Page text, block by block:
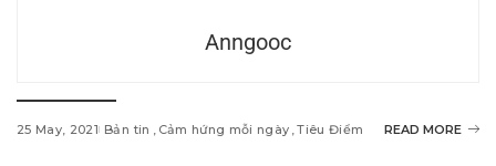
Anngooc
25 May, 2021 Bản tin Cảm hứng mỗi ngày Tiêu Điểm READ MORE